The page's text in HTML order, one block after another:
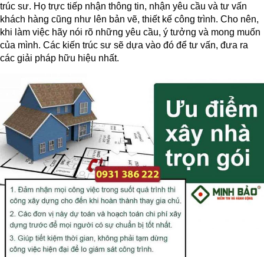
trúc sư. Họ trực tiếp nhận thông tin, nhận yêu cầu và tư vấn
khách hàng cũng như lên bản vẽ, thiết kế công trình. Cho nên,
khi làm việc hãy nói rõ những yêu cầu, ý tưởng và mong muốn
của mình. Các kiến trúc sư sẽ dựa vào đó để tư vấn, đưa ra
các giải pháp hữu hiệu nhất.